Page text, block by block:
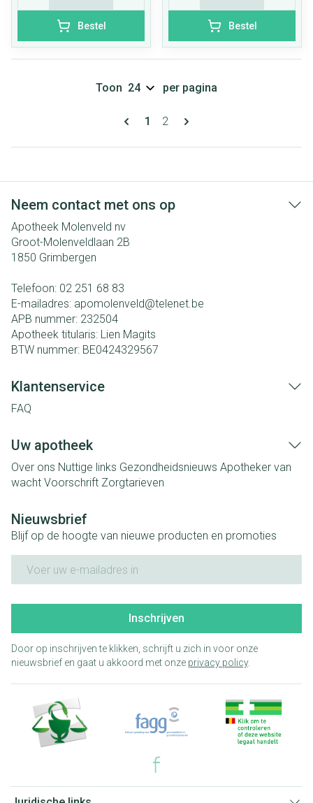
Bestel Bestel
Pagina's
U lees momenteel pagina
1 Pagina
2
Toon per pagina
Neem contact met ons op
Apotheek Molenveld nv
Groot-Molenveldlaan 2B
1850 Grimbergen
Telefoon: 02 251 68 83
E-mailadres: apomolenveld@telenet.be
APB nummer: 232504
Apotheek titularis: Lien Magits
BTW nummer: BE0424329567
Klantenservice
FAQ
Uw apotheek
Over ons Nuttige links Gezondheidsnieuws Apotheker van
wacht Voorschrift Zorgtarieven
Nieuwsbrief
Blijf op de hoogte van nieuwe producten en promoties
Inschrijven
Door op inschrijven te klikken, schrijft u zich in voor onze
nieuwsbrief en gaat u akkoord met onze privacy policy.